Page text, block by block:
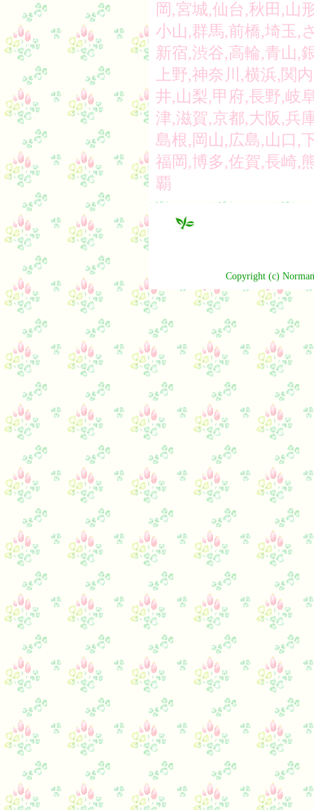
岡,宮城,仙台,秋田,山
小山,群馬,前橋,埼玉,
新宿,渋谷,高輪,青山,
上野,神奈川,横浜,関
井,山梨,甲府,長野,岐
津,滋賀,京都,大阪,兵
島根,岡山,広島,山口,
福岡,博多,佐賀,長崎,
覇
Copyright (c)